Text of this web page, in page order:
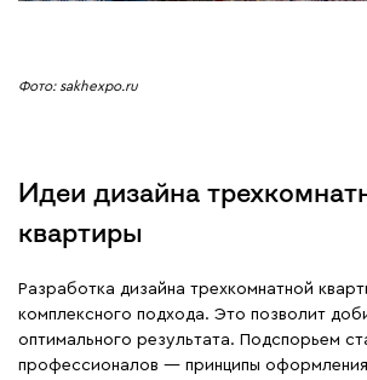
Фото: sakhexpo.ru
Идеи дизайна
квартиры
Разработка дизайна трехкомнатной
комплексного подхода. Это позволит
оптимального результата. Подспорьем
профессионалов — принципы оформления